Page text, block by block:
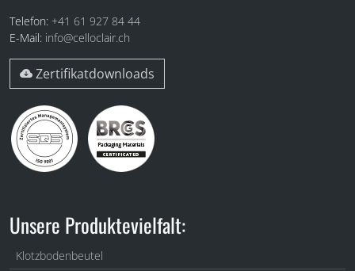
Telefon: +41 61 927 84 44
E-Mail: info@celloclair.ch
Zertifikatdownloads
Unsere Produktevielfalt:
Klotzbodenbeutel